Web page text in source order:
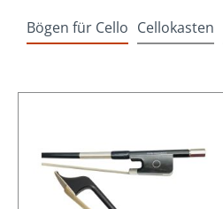
Bögen für Cello Cellokasten